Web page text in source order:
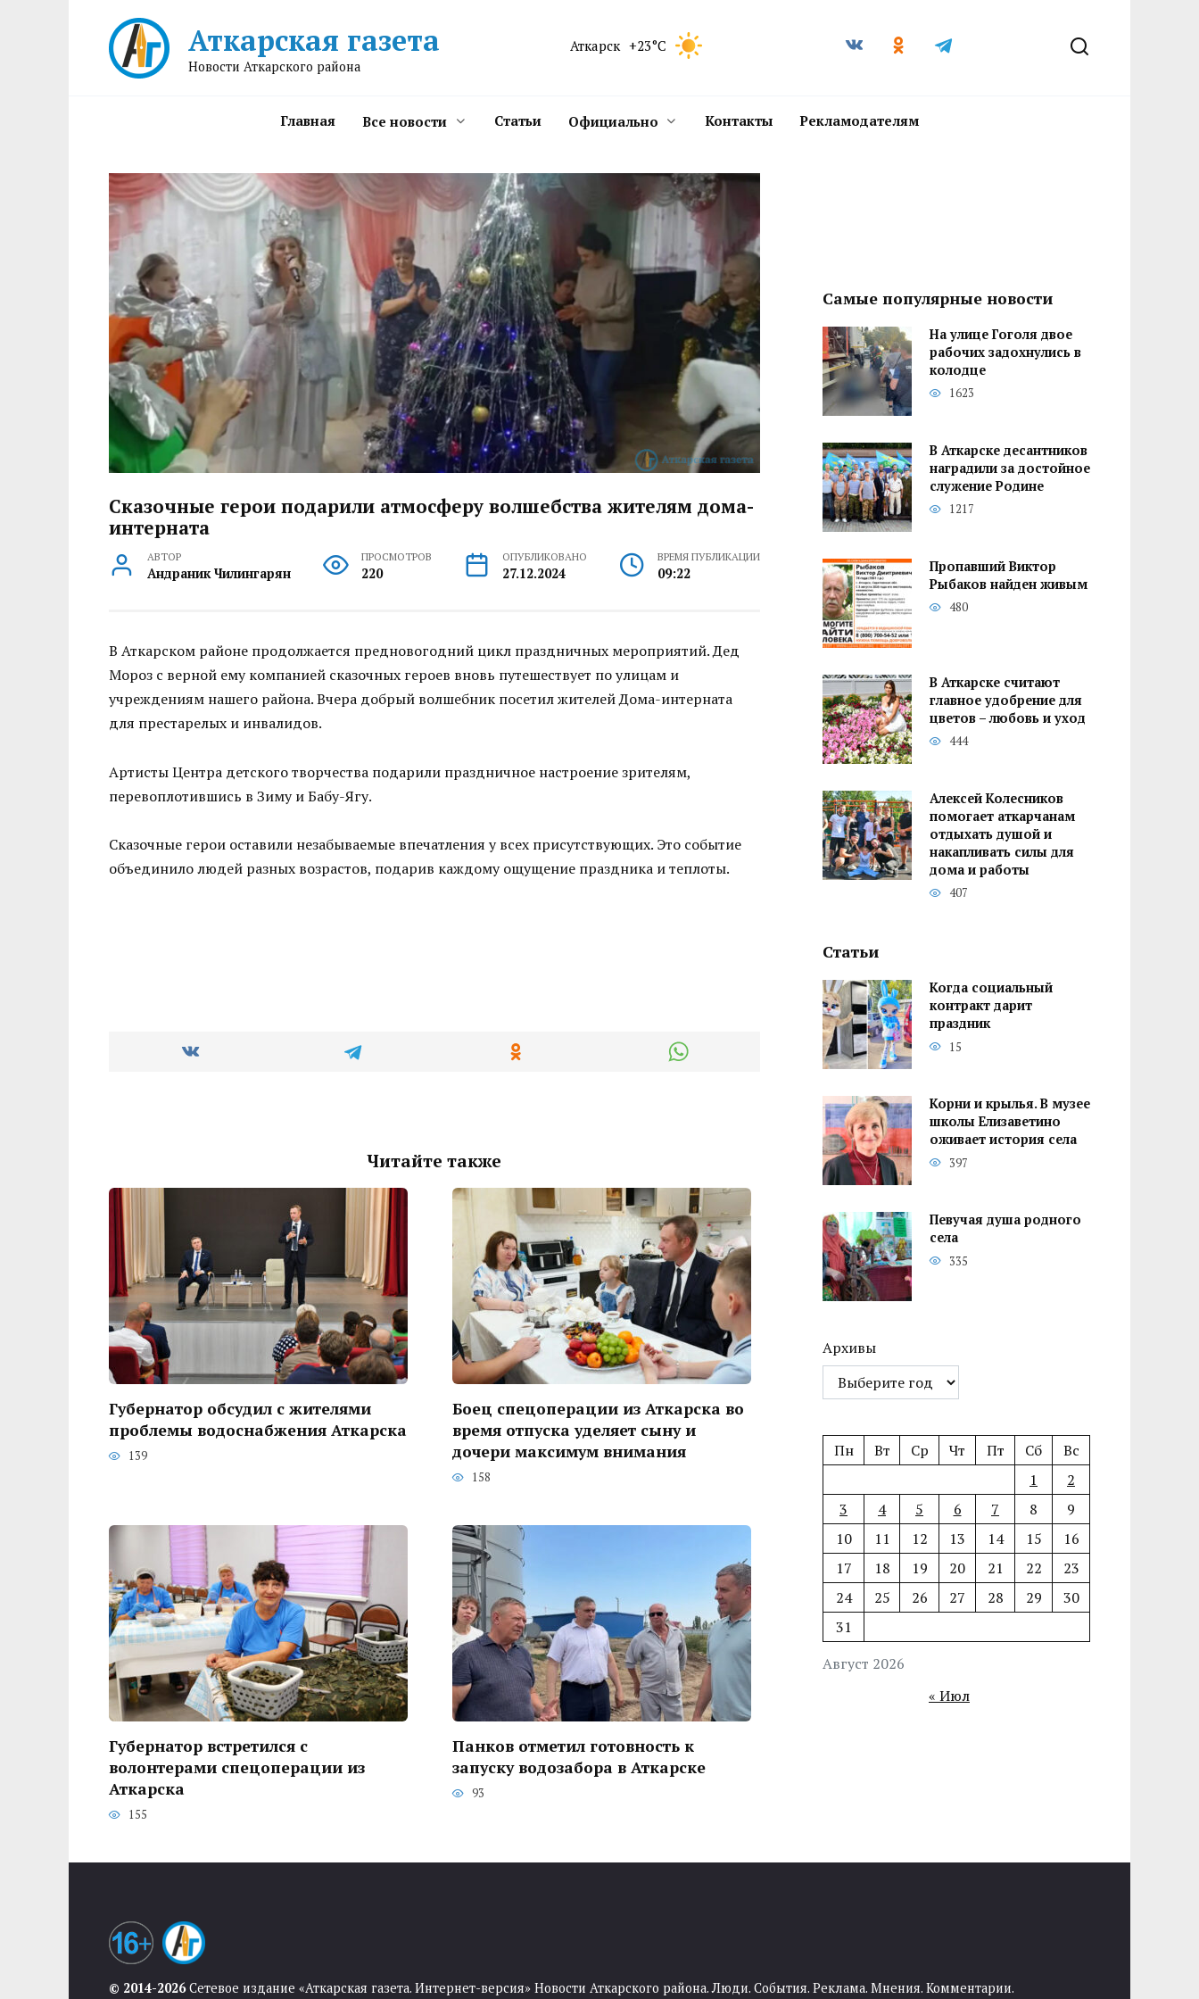
Аткарская газета
Новости Аткарского района
Аткарск +23°C
Главная Все новости Статьи Официально Контакты Рекламодателям
Сказочные герои подарили атмосферу волшебства жителям дома-
интерната
АВТОР
Андраник Чилингарян
ПРОСМОТРОВ
220
ОПУБЛИКОВАНО
27.12.2024
ВРЕМЯ ПУБЛИКАЦИИ
09:22
В Аткарском районе продолжается предновогодний цикл праздничных мероприятий. Дед
Мороз с верной ему компанией сказочных героев вновь путешествует по улицам и
учреждениям нашего района. Вчера добрый волшебник посетил жителей Дома-интерната
для престарелых и инвалидов.
Артисты Центра детского творчества подарили праздничное настроение зрителям,
перевоплотившись в Зиму и Бабу-Ягу.
Сказочные герои оставили незабываемые впечатления у всех присутствующих. Это событие
объединило людей разных возрастов, подарив каждому ощущение праздника и теплоты.
Читайте также
Губернатор обсудил с жителями
проблемы водоснабжения Аткарска
139
Боец спецоперации из Аткарска во
время отпуска уделяет сыну и
дочери максимум внимания
158
Губернатор встретился с
волонтерами спецоперации из
Аткарска
155
Панков отметил готовность к
запуску водозабора в Аткарске
93
Самые популярные новости
На улице Гоголя двое
рабочих задохнулись в
колодце
1623
В Аткарске десантников
наградили за достойное
служение Родине
1217
Пропавший Виктор
Рыбаков найден живым
480
В Аткарске считают
главное удобрение для
цветов – любовь и уход
444
Алексей Колесников
помогает аткарчанам
отдыхать душой и
накапливать силы для
дома и работы
407
Статьи
Когда социальный
контракт дарит
праздник
15
Корни и крылья. В музее
школы Елизаветино
оживает история села
397
Певучая душа родного
села
335
Архивы
Август 2026
Пн Вт Ср Чт Пт Сб
Вс
1
2
3
4 5 6 7 8
9
10
11 12 13 14 15
16
17
18 19 20 21 22
23
24
25 26 27 28 29
30
31
« Июл
© 2014-2026Сетевое издание «Аткарская газета. Интернет-версия» Новости Аткарского района. Люди. События. Реклама. Мнения. Комментарии.